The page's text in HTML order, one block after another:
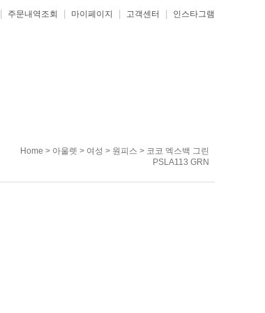
주문내역조회 마이페이지 고객센터 인스타그램
Home > 아울렛 > 여성 > 원피스 > 코코 엑스백 그린
PSLA113 GRN